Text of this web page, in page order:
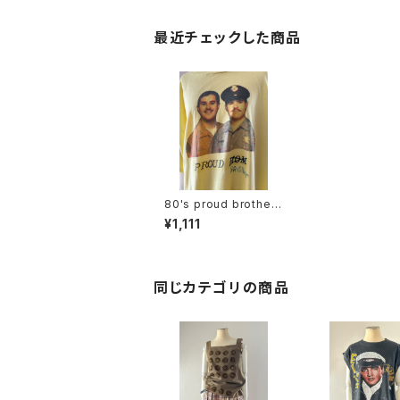
最近チェックした商品
80's proud brother
photo tee
¥1,111
同じカテゴリの商品